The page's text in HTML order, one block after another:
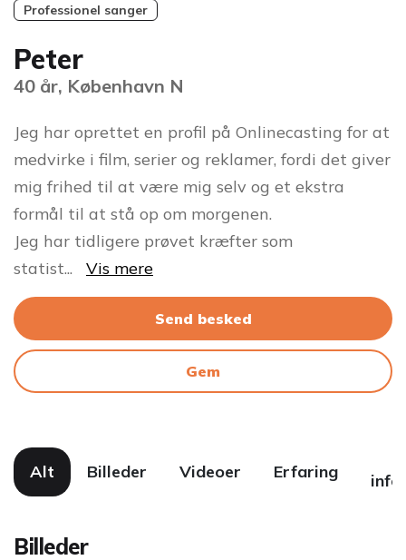
Professionel sanger
Peter
40 år, København N
Jeg har oprettet en profil på Onlinecasting for at
medvirke i film, serier og reklamer, fordi det giver
mig frihed til at være mig selv og et ekstra
formål til at stå op om morgenen.
Jeg har tidligere prøvet kræfter som
statist... Vis mere
Send besked
Gem
Alt Billeder Videoer Erfaring
Billeder